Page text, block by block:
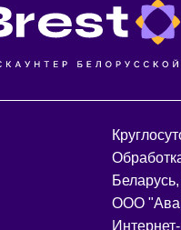
ООО